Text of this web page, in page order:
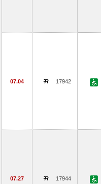
07.04 17942
07.27 17944